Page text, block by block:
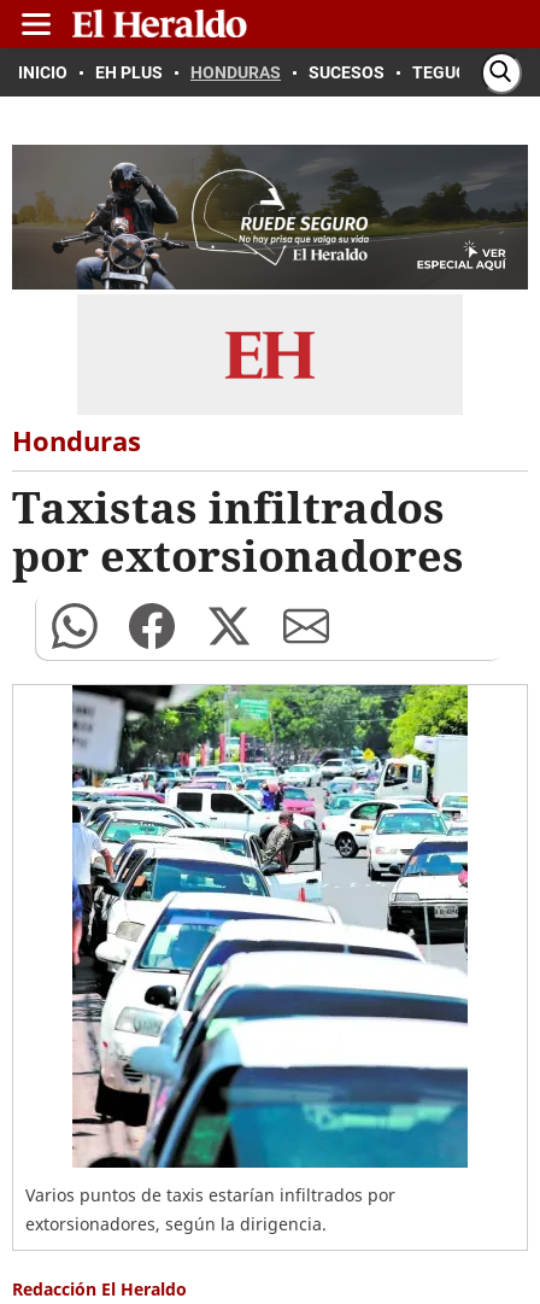
INICIO EH PLUS HONDURAS SUCESOS TEGUCIGALPA
Honduras
Taxistas infiltrados
por extorsionadores
Varios puntos de taxis estarían infiltrados por
extorsionadores, según la dirigencia.
Redacción El Heraldo